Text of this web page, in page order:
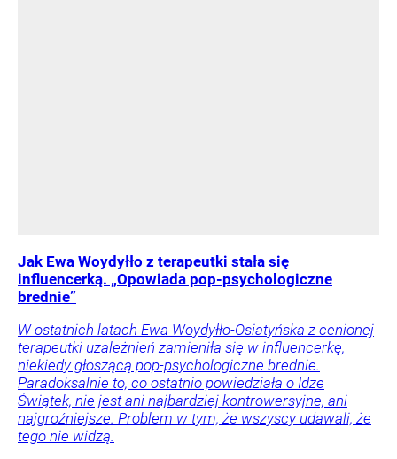
Jak Ewa Woydyłło z terapeutki stała się
influencerką. „Opowiada pop-psychologiczne
brednie”
W ostatnich latach Ewa Woydyłło-Osiatyńska z cenionej
terapeutki uzależnień zamieniła się w influencerkę,
niekiedy głoszącą pop-psychologiczne brednie.
Paradoksalnie to, co ostatnio powiedziała o Idze
Świątek, nie jest ani najbardziej kontrowersyjne, ani
najgroźniejsze. Problem w tym, że wszyscy udawali, że
tego nie widzą.